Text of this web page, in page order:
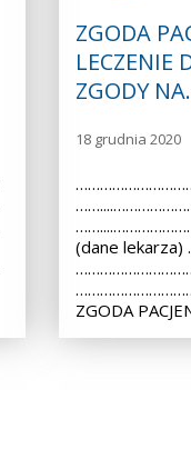
ZGODA
LECZENIE
ZGODY
18 grudnia 2020
(dane
ZGODA